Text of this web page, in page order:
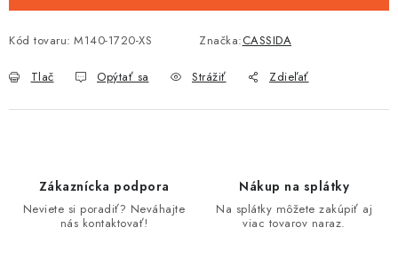
Kód tovaru: M140-1720-XS Značka:CASSIDA
Tlač Opýtať sa Strážiť Zdieľať
Zákaznícka podpora
Neviete si poradiť? Neváhajte
nás kontaktovať!
Nákup na splátky
Na splátky môžete zakúpiť aj
viac tovarov naraz.